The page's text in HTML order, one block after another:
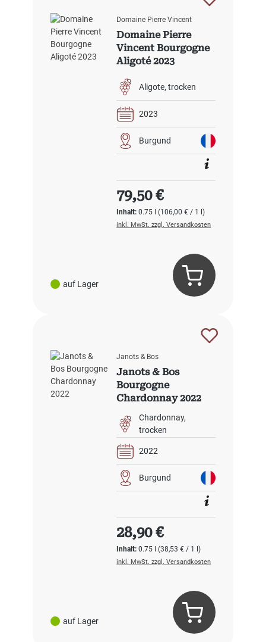
auf Lager
Domaine Pierre Vincent
Domaine Pierre
Vincent Bourgogne
Aligoté 2023
Aligote trocken
2023
Burgund
Inhalt:0.75 l(106,00 € / 1 l)
Regulärer Preis:
79,50 €
inkl. MwSt. zzgl. Versandkosten
auf Lager
Janots & Bos
Janots & Bos
Bourgogne
Chardonnay 2022
Chardonnay
trocken
2022
Burgund
Inhalt:0.75 l(38,53 € / 1 l)
Regulärer Preis:
28,90 €
inkl. MwSt. zzgl. Versandkosten